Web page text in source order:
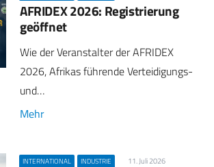
AFRIDEX 2026: Registrierung
geöffnet
Wie der Veranstalter der AFRIDEX
2026, Afrikas führende Verteidigungs-
und…
Mehr
INTERNATIONAL INDUSTRIE 11. Juli 2026